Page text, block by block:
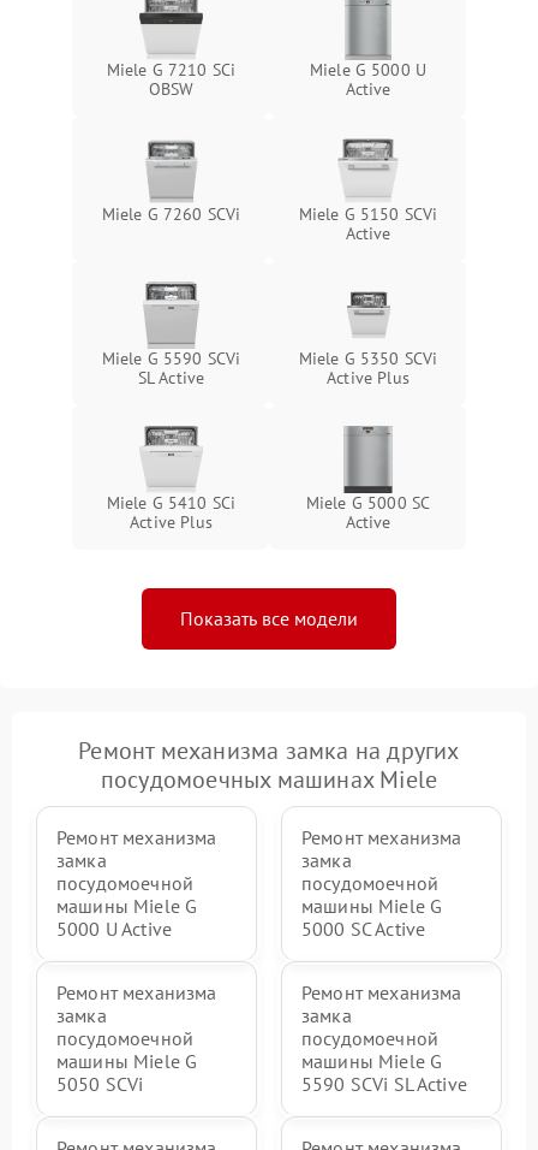
Miele G 7210 SCi
OBSW
Miele G 5000 U
Active
Miele G 7260 SCVi
Miele G 5150 SCVi
Active
Miele G 5590 SCVi
SL Active
Miele G 5350 SCVi
Active Plus
Miele G 5410 SCi
Active Plus
Miele G 5000 SC
Active
Показать все модели
Ремонт механизма замка на других
посудомоечных машинах Miele
Ремонт механизма
замка
посудомоечной
машины Miele G
5000 U Active
Ремонт механизма
замка
посудомоечной
машины Miele G
5000 SC Active
Ремонт механизма
замка
посудомоечной
машины Miele G
5050 SCVi
Ремонт механизма
замка
посудомоечной
машины Miele G
5590 SCVi SL Active